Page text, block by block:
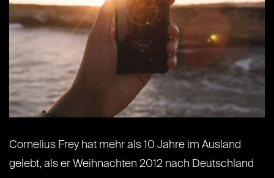
Cornelius Frey hat mehr als 10 Jahre im Ausland
gelebt, als er Weihnachten 2012 nach Deutschland